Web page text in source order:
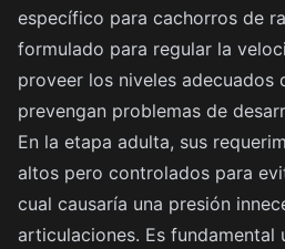
específico para cachorros de
formulado para regular la
proveer los niveles
prevengan problemas de
En la etapa adulta, sus
altos pero controlados para
cual causaría una presión
articulaciones. Es fundamental